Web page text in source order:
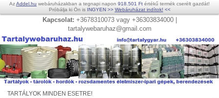
AzAddel.hu webáruházakban a tegnapi napon 918.501 Ft értékű termék cserélt gazdát!
Próbálja ki Ön is INGYEN >> Webáruházat indítok! <<
Kapcsolat: +3678310073 vagy +36303834000 |
tartalywebaruhaz@gmail.com
TARTÁLYOK MINDEN ESETRE!